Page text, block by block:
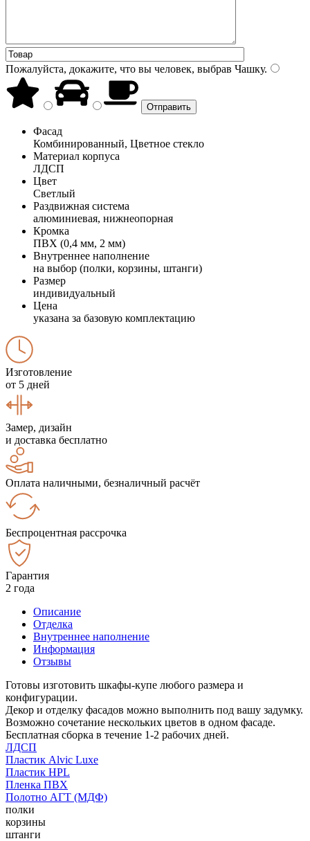
Пожалуйста, докажите, что вы человек, выбрав Чашку.
Фасад
Комбинированный, Цветное стекло
Материал корпуса
ЛДСП
Цвет
Светлый
Раздвижная система
алюминиевая, нижнеопорная
Кромка
ПВХ (0,4 мм, 2 мм)
Внутреннее наполнение
на выбор (полки, корзины, штанги)
Размер
индивидуальный
Цена
указана за базовую комплектацию
Изготовление
от 5 дней
Замер, дизайн
и доставка бесплатно
Оплата наличными, безналичный расчёт
Беспроцентная рассрочка
Гарантия
2 года
Описание
Отделка
Внутреннее наполнение
Информация
Отзывы
Готовы изготовить шкафы-купе любого размера и
конфигурации.
Декор и отделку фасадов можно выполнить под вашу задумку.
Возможно сочетание нескольких цветов в одном фасаде.
Бесплатная сборка в течение 1-2 рабочих дней.
ЛДСП
Пластик Alvic Luxe
Пластик HPL
Пленка ПВХ
Полотно АГТ (МДФ)
полки
корзины
штанги